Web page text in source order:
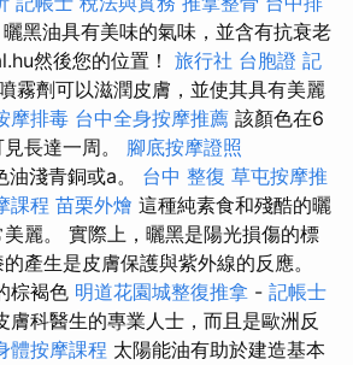
曬黑油具有美味的氣味，並含有抗衰老
然後您的位置！ 旅行社 台胞證 記
霧劑可以滋潤皮膚，並使其具有美麗
摩排毒 台中全身按摩推薦 該顏色在6
長達一周。 腳底按摩證照
淺青銅或a。 台中 整復 草屯按摩推
課程 苗栗外燴 這種純素食和殘酷的曬
麗。 實際上，曬黑是陽光損傷的標
產生是皮膚保護與紫外線的反應。
棕褐色 明道花園城整復推拿 - 記帳士
膚科醫生的專業人士，而且是歐洲反
體按摩課程 太陽能油有助於建造基本